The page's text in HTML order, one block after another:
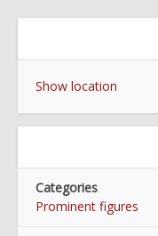
Show location
Categories
Prominent figures